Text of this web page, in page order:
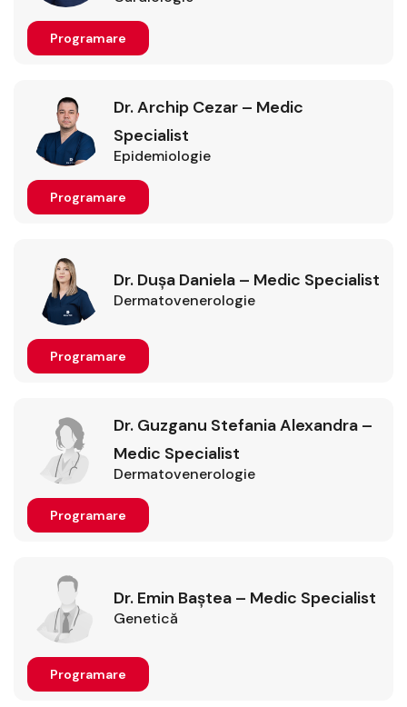
Programare
Dr. Archip Cezar – Medic
Specialist
Epidemiologie
Programare
Dr. Dușa Daniela – Medic Specialist
Dermatovenerologie
Programare
Dr. Guzganu Stefania Alexandra –
Medic Specialist
Dermatovenerologie
Programare
Dr. Emin Baștea – Medic Specialist
Genetică
Programare